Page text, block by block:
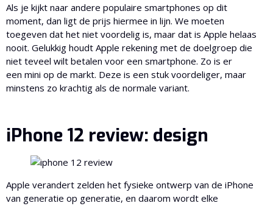
Als je kijkt naar andere populaire smartphones op dit
moment, dan ligt de prijs hiermee in lijn. We moeten
toegeven dat het niet voordelig is, maar dat is Apple helaas
nooit. Gelukkig houdt Apple rekening met de doelgroep die
niet teveel wilt betalen voor een smartphone. Zo is er
een mini op de markt. Deze is een stuk voordeliger, maar
minstens zo krachtig als de normale variant.
iPhone 12 review: design
Apple verandert zelden het fysieke ontwerp van de iPhone
van generatie op generatie, en daarom wordt elke